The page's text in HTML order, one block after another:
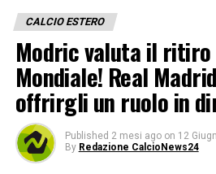
CALCIO ESTERO
Modric valuta il ritiro
Mondiale! Real
offrirgli un ruolo in
Published 2 mesi ago on 12
By Redazione CalcioNews24